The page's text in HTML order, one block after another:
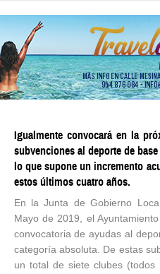
Igualmente convocará en la
subvenciones al deporte de
lo que supone un incremento
estos últimos cuatro años.
En la Junta de Gobierno
Mayo de 2019, el
convocatoria de ayudas al
categoría absoluta. De estas
un total de siete clubes (todos